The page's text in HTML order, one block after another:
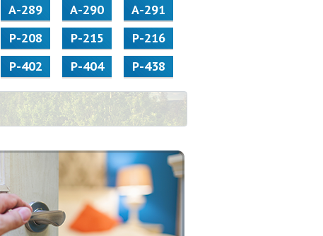
А-289 А-290
А-291
Р-208 Р-215
Р-216
Р-402 Р-404 Р-438